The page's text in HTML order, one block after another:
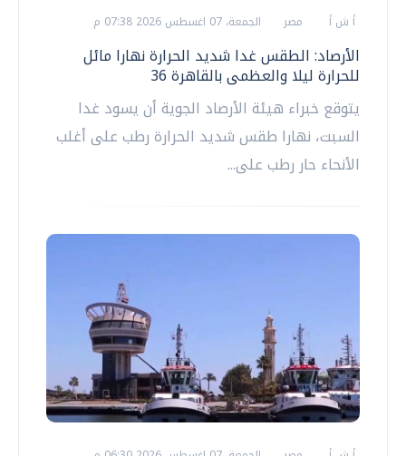
أ ش أ مصر الجمعة، 07 اغسطس 2026 07:38 م
الأرصاد: الطقس غدا شديد الحرارة نهارا مائل
للحرارة ليلا والعظمى بالقاهرة 36
يتوقع خبراء هيئة الأرصاد الجوية أن يسود غدا
السبت، نهارا طقس شديد الحرارة رطب على أغلب
الأنحاء حار رطب على...